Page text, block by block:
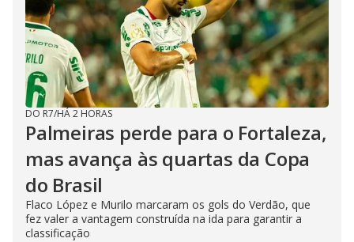
DO R7/HÁ 2 HORAS
Palmeiras perde para o Fortaleza,
mas avança às quartas da Copa
do Brasil
Flaco López e Murilo marcaram os gols do Verdão, que
fez valer a vantagem construída na ida para garantir a
classificação